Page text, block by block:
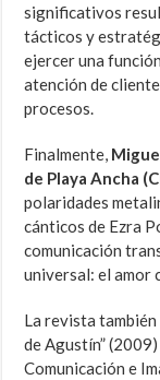
significativos
tácticos y
ejercer una
atención de
procesos.
Finalmente,
de Playa Ancha
polaridades
cánticos de Ezra
comunicación
universal: el amor
La revista
de Agustín”
Comunicación e